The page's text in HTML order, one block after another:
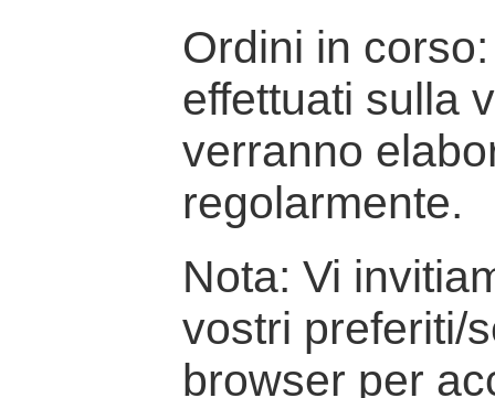
Ordini in
effettuati sulla
verranno
regolarmente.
Nota: Vi
vostri preferiti/
browser per